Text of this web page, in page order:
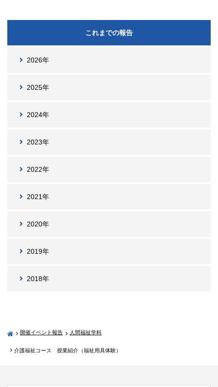
これまでの報告
2026年
2025年
2024年
2023年
2022年
2021年
2020年
2019年
2018年
開催イベント報告 人間福祉学科
介護福祉コース 授業紹介（福祉用具体験）